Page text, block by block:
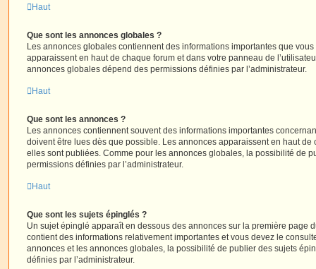
Haut
Que sont les annonces globales ?
Les annonces globales contiennent des informations importantes que
apparaissent en haut de chaque forum et dans votre panneau de
annonces globales dépend des permissions définies par l’administrateur.
Haut
Que sont les annonces ?
Les annonces contiennent souvent des informations importantes
doivent être lues dès que possible. Les annonces apparaissent en haut
elles sont publiées. Comme pour les annonces globales, la possibilité de
permissions définies par l’administrateur.
Haut
Que sont les sujets épinglés ?
Un sujet épinglé apparaît en dessous des annonces sur la première page
contient des informations relativement importantes et vous devez le
annonces et les annonces globales, la possibilité de publier des sujets
définies par l’administrateur.